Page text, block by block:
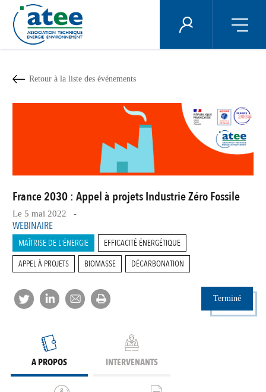
contenu
principal
ÉNERGIE PLUS
Retour à la liste des événements
France 2030 : Appel à projets Industrie Zéro Fossile
Le 5 mai 2022 -
WEBINAIRE
MAÎTRISE DE L'ÉNERGIE
EFFICACITÉ ÉNERGÉTIQUE
APPEL À PROJETS
BIOMASSE DÉCARBONATION
Terminé
A PROPOS INTERVENANTS
Panneau de gestion des cookies